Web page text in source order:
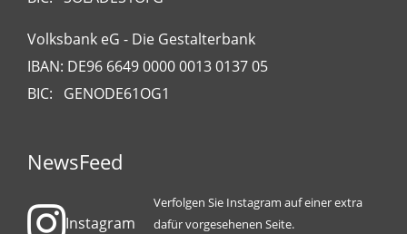
Volksbank eG - Die Gestalterbank
IBAN: DE96 6649 0000 0013 0137 05
BIC: GENODE61OG1
NewsFeed
Instagram
Verfolgen Sie Instagram auf einer extra
dafür vorgesehenen Seite.